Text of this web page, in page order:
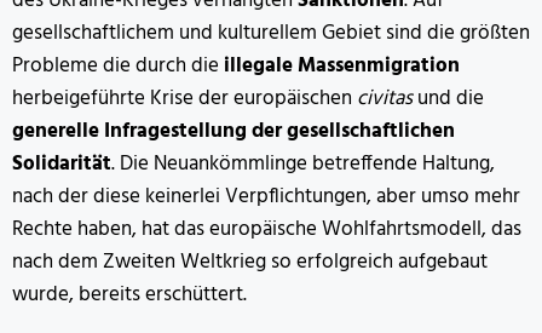
gesellschaftlichem und kulturellem Gebiet sind die größten
Probleme die durch die illegale Massenmigration
herbeigeführte Krise der europäischen civitasund die
generelle Infragestellung der gesellschaftlichen
Solidarität. Die Neuankömmlinge betreffende Haltung,
nach der diese keinerlei Verpflichtungen, aber umso mehr
Rechte haben, hat das europäische Wohlfahrtsmodell, das
nach dem Zweiten Weltkrieg so erfolgreich aufgebaut
wurde, bereits erschüttert.